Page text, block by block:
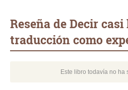
Reseña de Decir
traducción como
Este libro todavía no ha